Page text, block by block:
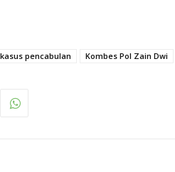
kasus pencabulan Kombes Pol Zain Dwi